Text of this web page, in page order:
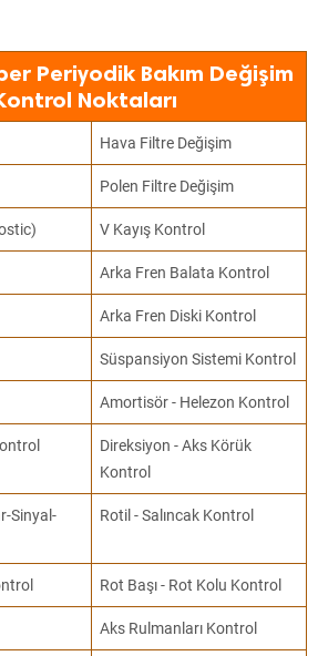
Periyodik Bakım Değişim
Noktaları
Hava Filtre Değişim
Polen Filtre Değişim
V Kayış Kontrol
Arka Fren Balata Kontrol
Arka Fren Diski Kontrol
Süspansiyon Sistemi Kontrol
Amortisör - Helezon Kontrol
Direksiyon - Aks Körük
Kontrol
Sinyal-
Rotil - Salıncak Kontrol
Rot Başı - Rot Kolu Kontrol
Aks Rulmanları Kontrol